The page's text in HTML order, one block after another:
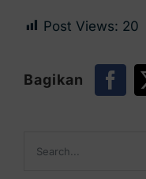
Post Views: 20
Bagikan
for: